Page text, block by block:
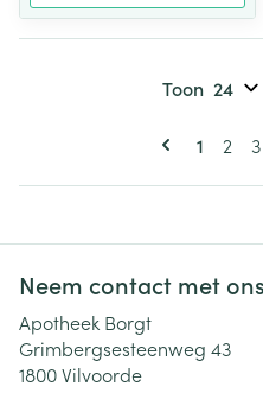
U lees
1 2 3
Toon
Neem contact met
Apotheek Borgt
Grimbergsesteenweg 43
1800Vilvoorde